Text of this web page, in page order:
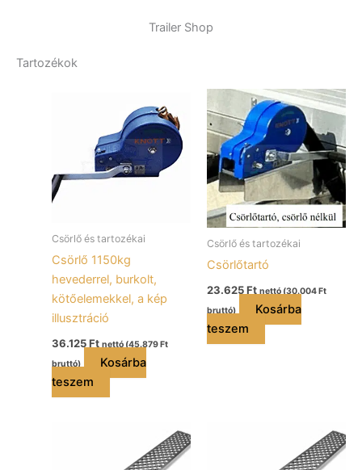
Trailer Shop
Tartozékok
Csörlő és tartozékai
Csörlő 1150kg
hevederrel, burkolt,
kötőelemekkel, a kép
illusztráció
36.125Ft nettó (45.879 Ft
bruttó)
Kosárba
teszem
Csörlő és tartozékai
Csörlőtartó
23.625Ft nettó (30.004 Ft
bruttó)
Kosárba
teszem